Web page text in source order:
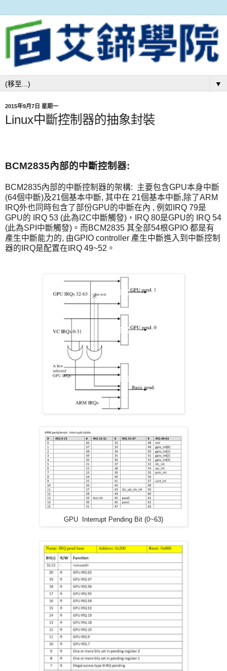
▼
2015年9月7日 星期一
Linux中斷控制器的抽象封裝
BCM2835內部的中斷控制器:
BCM2835內部的中斷控制器的架構: 主要包含GPU本身中斷
(64個中斷)及21個基本中斷, 其中在 21個基本中斷,除了ARM
IRQ外也同時包含了部份GPU的中斷在內 , 例如IRQ 79是
GPU的 IRQ 53 (此為I2C中斷觸發)，IRQ 80是GPU的 IRQ 54
(此為SPI中斷觸發)。而BCM2835 其全部54根GPIO 都是有
產生中斷能力的, 由GPIO controller 產生中斷進入到中斷控制
器的IRQ是配置在IRQ 49~52。
GPU Interrupt Pending Bit (0~63)